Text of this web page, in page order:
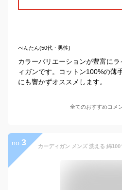
べんたん(50代・男性)
カラーバリエーションが豊富に
ィガンです。コットン100%の薄
にも響かずオススメします。
全てのおすすめコメ
no. 3